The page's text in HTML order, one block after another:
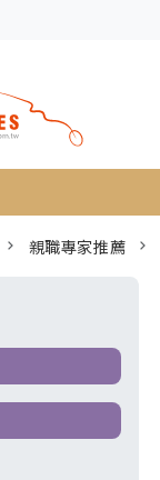
親職專家推薦